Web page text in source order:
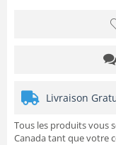
Livraison
Tous les produits vous
Canada tant que votre